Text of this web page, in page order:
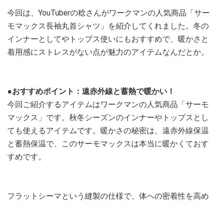
今回は、YouTuberの稔さんがワークマンの人気商品「サー
モマックス長袖丸首シャツ」を紹介してくれました。冬の
インナーとしてやトップス使いにもおすすめで、暖かさと
着用感にストレスがない点が魅力のアイテムなんだとか。
●おすすめポイント：遠赤外線と蓄熱で暖かい！
今回ご紹介するアイテムはワークマンの人気商品「サーモ
マックス」です。秋冬シーズンのインナーやトップスとし
ても使えるアイテムです。暖かさの秘密は、遠赤外線保温
と蓄熱保温で、このサーモマックスは本当に暖かくておす
すめです。
フラットシーマという縫製の仕様で、体への密着性を高め